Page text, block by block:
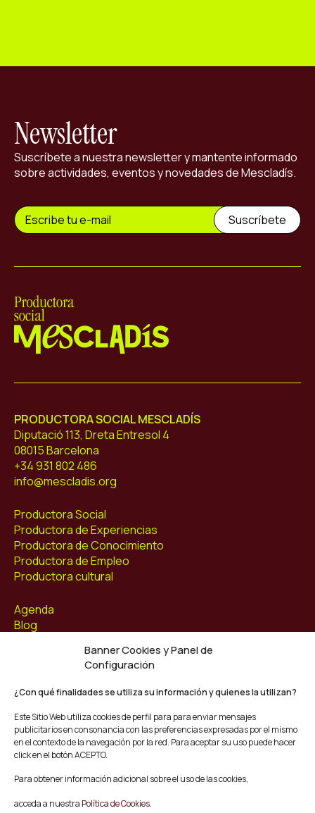
Banner Cookies y Panel de
Configuración
¿Con qué finalidades se utiliza su información y quienes la utilizan?
Este Sitio Web utiliza cookies de perfil para para enviar mensajes
publicitarios en consonancia con las preferencias expresadas por el mismo
en el contexto de la navegación por la red. Para aceptar su uso puede hacer
click en el botón ACEPTO.
Para obtener información adicional sobre el uso de las cookies,
acceda a nuestra Política de Cookies.
Newsletter
Suscríbete a nuestra newsletter y mantente informado
sobre actividades, eventos y novedades de Mescladís.
PRODUCTORA SOCIAL MESCLADÍS
Diputació 113, Dreta Entresol 4
08015 Barcelona
+34 931 802 486
info@mescladis.org
Productora Social
Productora de Experiencias
Productora de Conocimiento
Productora de Empleo
Productora cultural
Agenda
Blog
Facebook
Youtube
Twitter/X
© Mescladís 2026
Aviso legal